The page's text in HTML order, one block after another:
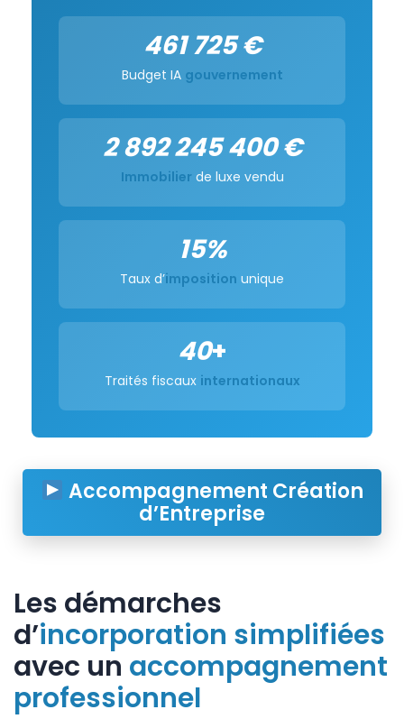
461 725 €
Budget IA gouvernement
2 892 245 400 €
Immobilier de luxe vendu
15%
Taux d’imposition unique
40+
Traités fiscaux internationaux
Accompagnement Création
d’Entreprise
Les démarches
d’incorporation simplifiées
avec un accompagnement
professionnel